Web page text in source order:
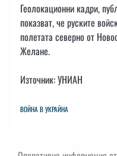
Геолокационни кадри,
показват, че руските
полетата северно от
Желане.
Източник: УНИАН
ВОЙНА В УКРАЙНА